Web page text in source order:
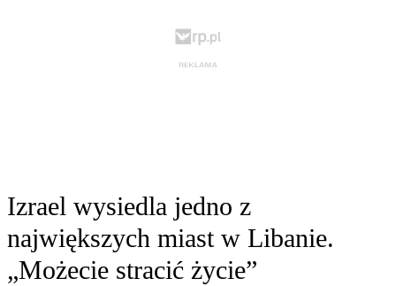
Izrael wysiedla jedno z
największych miast w Libanie.
„Możecie stracić życie”